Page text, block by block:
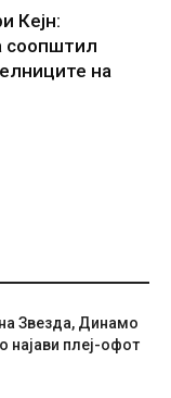
Кејн:
соопштил
на
Звезда, Динамо
најави плеј-офот